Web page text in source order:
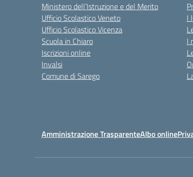
Ministero dell’Istruzione e del Merito
Ufficio Scolastico Veneto
Ufficio Scolastico Vicenza
Scuola in Chiaro
Iscrizioni online
Invalsi
Comune di Sarego
I
I
Amministrazione TrasparenteAlbo online